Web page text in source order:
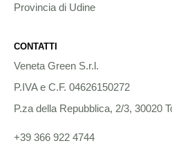
Provincia di Udine
CONTATTI
Veneta Green S.r.l.
P.IVA e C.F. 04626150272
P.za della Repubblica, 2/3, 30020
+39 366 922 4744